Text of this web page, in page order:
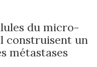
du micro-
construisent un
métastases